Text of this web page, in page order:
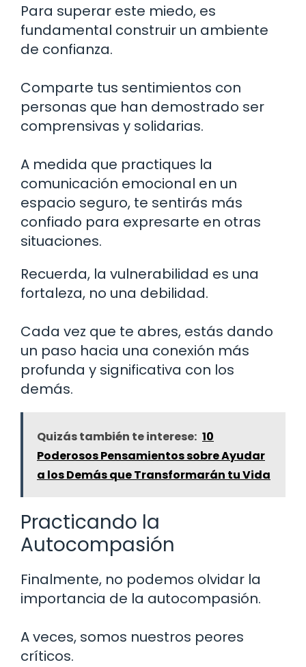
Para superar este miedo, es
fundamental construir un ambiente
de confianza.
Comparte tus sentimientos con
personas que han demostrado ser
comprensivas y solidarias.
A medida que practiques la
comunicación emocional en un
espacio seguro, te sentirás más
confiado para expresarte en otras
situaciones.
Recuerda, la vulnerabilidad es una
fortaleza, no una debilidad.
Cada vez que te abres, estás dando
un paso hacia una conexión más
profunda y significativa con los
demás.
Quizás también te interese: 10
Poderosos Pensamientos sobre Ayudar
a los Demás que Transformarán tu Vida
Practicando la
Autocompasión
Finalmente, no podemos olvidar la
importancia de la autocompasión.
A veces, somos nuestros peores
críticos.